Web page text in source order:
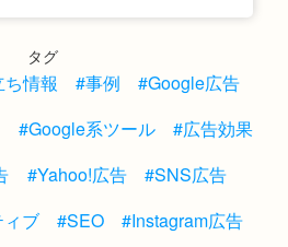
タグ
情報 #事例
#Google広告
#Google系ツール
#広告効果
#Yahoo!広告
#SNS広告
ブ #SEO #Instagram広告